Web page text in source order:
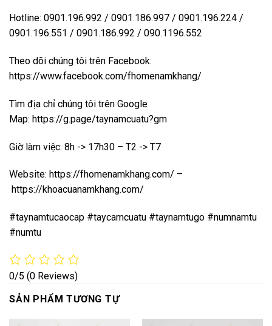
Hotline: 0901.196.992 / 0901.186.997 / 0901.196.224 /
0901.196.551 / 0901.186.992 / 090.1196.552
Theo dõi chúng tôi trên Facebook:
https://www.facebook.com/fhomenamkhang/
Tìm địa chỉ chúng tôi trên Google
Map: https://g.page/taynamcuatu?gm
Giờ làm việc: 8h -> 17h30 – T2 -> T7
Website: https://fhomenamkhang.com/ –
https://khoacuanamkhang.com/
#taynamtucaocap #taycamcuatu #taynamtugo #numnamtu
#numtu
0/5 (0 Reviews)
SẢN PHẨM TƯƠNG TỰ